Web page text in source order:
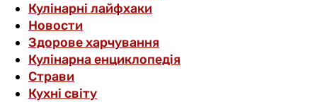
Кулінарні лайфхаки
Новости
Здорове харчування
Кулінарна енциклопедія
Страви
Кухні світу